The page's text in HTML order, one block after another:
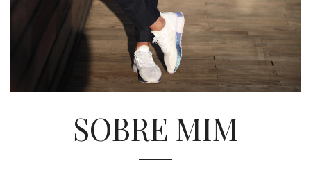
SOBRE MIM